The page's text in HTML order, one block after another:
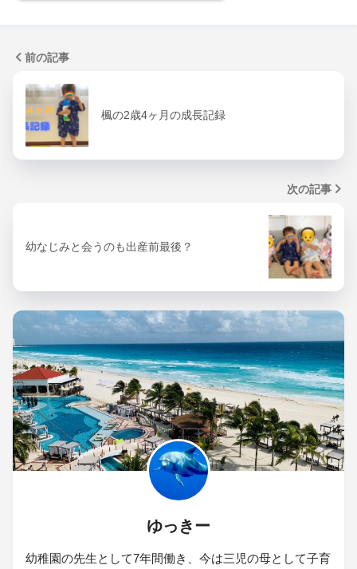
前の記事
楓の2歳4ヶ月の成長記録
次の記事
幼なじみと会うのも出産前最後？
ゆっきー
幼稚園の先生として7年間働き、今は三児の母として子育